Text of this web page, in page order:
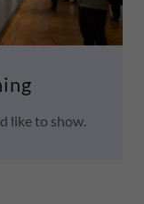
like to show.